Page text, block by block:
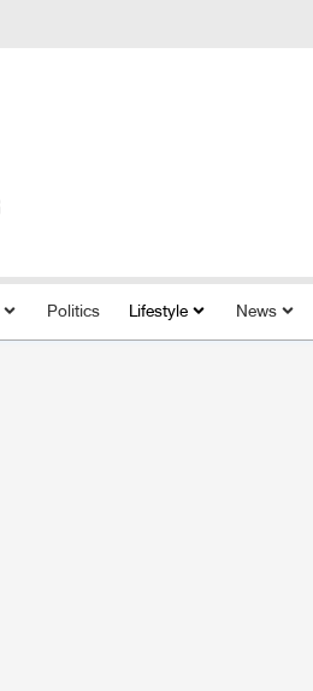
Politics Lifestyle News